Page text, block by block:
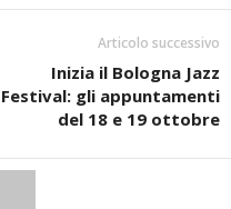
Articolo successivo
Inizia il Bologna Jazz
Festival: gli appuntamenti
del 18 e 19 ottobre